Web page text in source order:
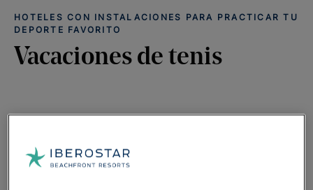
HOTELES CON INSTALACIONES PARA PRACTICAR TU
DEPORTE FAVORITO
Vacaciones de tenis
En Iberostar ofrecemos a los amantes de las raquetas la
seguir entrenando. Además de las
hoteleso muy próximas a ellos, muchos ofrecen clases tanto